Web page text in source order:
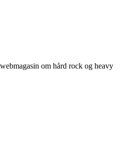
om hård rock og heavy